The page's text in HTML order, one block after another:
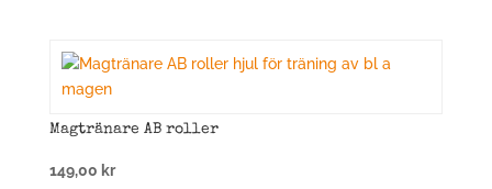
Magtränare AB roller
149,00 kr